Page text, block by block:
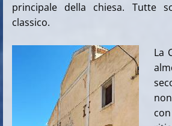
principale della chiesa. Tutte
classico.
La